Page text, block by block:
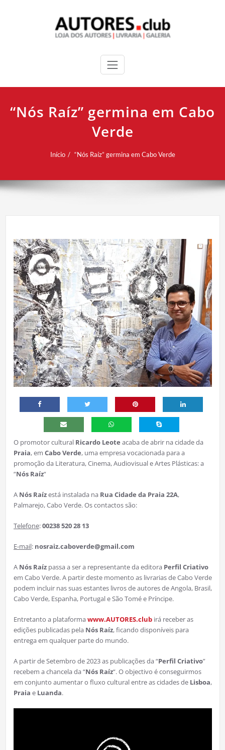
“Nós Raíz” germina em Cabo
Verde
Início “Nós Raíz” germina em Cabo Verde
O promotor cultural Ricardo Leote acaba de abrir na cidade da
Praia, em Cabo Verde, uma empresa vocacionada para a
promoção da Literatura, Cinema, Audiovisual e Artes Plásticas: a
“Nós Raíz“
A Nós Raízestá instalada na Rua Cidade da Praia 22A,
Palmarejo, Cabo Verde. Os contactos são:
Telefone:00238 520 28 13
E-mail: nosraiz.caboverde@gmail.com
A Nós Raízpassa a ser a representante da editora Perfil Criativo
em Cabo Verde. A partir deste momento as livrarias de Cabo Verde
podem incluir nas suas estantes livros de autores de Angola, Brasil,
Cabo Verde, Espanha, Portugal e São Tomé e Príncipe.
Entretanto a plataformawww.AUTORES.club irá receber as
edições publicadas pela Nós Raíz, ficando disponíveis para
entrega em qualquer parte do mundo.
A partir de Setembro de 2023 as publicações da “Perfil Criativo”
recebem a chancela da “Nós Raíz“. O objectivo é conseguirmos
em conjunto aumentar o fluxo cultural entre as cidades de Lisboa,
Praia e Luanda.